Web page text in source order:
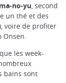
no-yu , second
un thé et des
voire de profiter
les week-
bains sont